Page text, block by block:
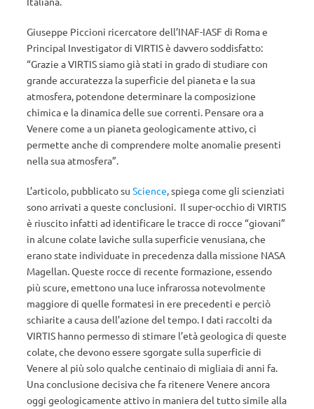
Giuseppe Piccioni ricercatore dell’INAF-IASF di Roma e
Principal Investigator di VIRTIS è davvero soddisfatto:
“Grazie a VIRTIS siamo già stati in grado di studiare con
grande accuratezza la superficie del pianeta e la sua
atmosfera, potendone determinare la composizione
chimica e la dinamica delle sue correnti. Pensare ora a
Venere come a un pianeta geologicamente attivo, ci
permette anche di comprendere molte anomalie presenti
nella sua atmosfera”.
L’articolo, pubblicato su Science, spiega come gli scienziati
sono arrivati a queste conclusioni. Il super-occhio di VIRTIS
è riuscito infatti ad identificare le tracce di rocce “giovani”
in alcune colate laviche sulla superficie venusiana, che
erano state individuate in precedenza dalla missione NASA
Magellan. Queste rocce di recente formazione, essendo
più scure, emettono una luce infrarossa notevolmente
maggiore di quelle formatesi in ere precedenti e perciò
schiarite a causa dell’azione del tempo. I dati raccolti da
VIRTIS hanno permesso di stimare l’età geologica di queste
colate, che devono essere sgorgate sulla superficie di
Venere al più solo qualche centinaio di migliaia di anni fa.
Una conclusione decisiva che fa ritenere Venere ancora
oggi geologicamente attivo in maniera del tutto simile alla